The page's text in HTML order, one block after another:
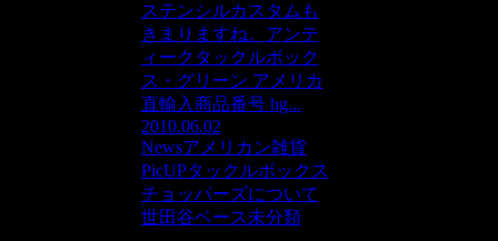
ステンシルカスタムも
きまりますね。アンテ
ィークタックルボック
ス・グリーン アメリカ
直輸入商品番号 hg...
2010.06.02
Newsアメリカン雑貨
PicUPタックルボックス
チョッパーズについて
世田谷ベース未分類